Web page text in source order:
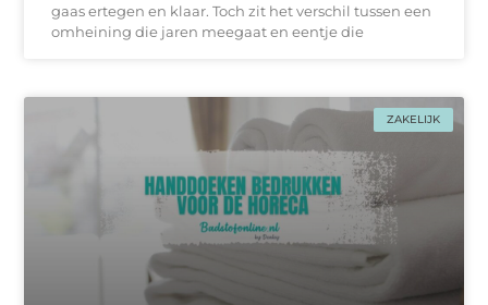
gaas ertegen en klaar. Toch zit het verschil tussen een
omheining die jaren meegaat en eentje die
ZAKELIJK